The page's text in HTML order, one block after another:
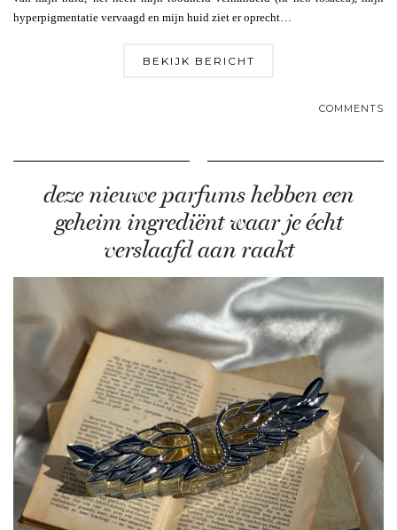
hyperpigmentatie vervaagd en mijn huid ziet er oprecht…
BEKIJK BERICHT
COMMENTS
deze nieuwe parfums hebben een
geheim ingrediënt waar je écht
verslaafd aan raakt